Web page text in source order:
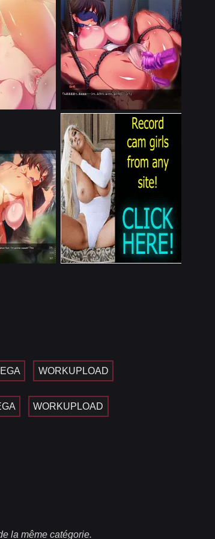
WORKUPLOAD
WORKUPLOAD
la même catégorie.